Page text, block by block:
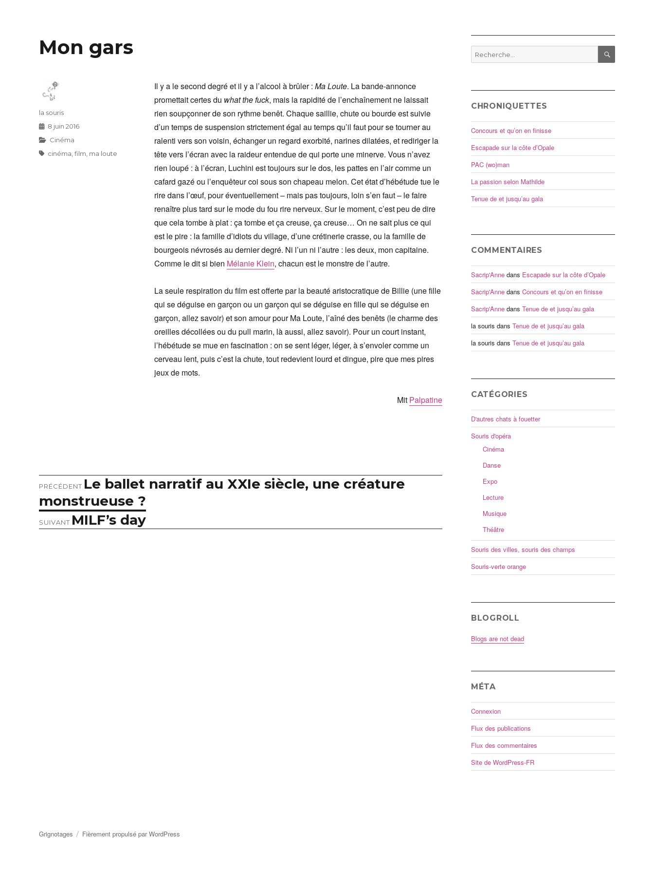
Mon gars
Il y a le second degré et il y a l’alcool à brûler : Ma Loute. La bande-annonce
promettait certes du what the fuck, mais la rapidité de l’enchaînement ne laissait
rien soupçonner de son rythme benêt. Chaque saillie, chute ou bourde est suivie
d’un temps de suspension strictement égal au temps qu’il faut pour se tourner au
ralenti vers son voisin, échanger un regard exorbité, narines dilatées, et rediriger la
tête vers l’écran avec la raideur entendue de qui porte une minerve. Vous n’avez
rien loupé : à l’écran, Luchini est toujours sur le dos, les pattes en l’air comme un
cafard gazé ou l’enquêteur coi sous son chapeau melon. Cet état d’hébétude tue le
rire dans l’œuf, pour éventuellement – mais pas toujours, loin s’en faut – le faire
renaître plus tard sur le mode du fou rire nerveux. Sur le moment, c’est peu de dire
que cela tombe à plat : ça tombe et ça creuse, ça creuse… On ne sait plus ce qui
est le pire : la famille d’idiots du village, d’une crétinerie crasse, ou la famille de
bourgeois névrosés au dernier degré. Ni l’un ni l’autre : les deux, mon capitaine.
Comme le dit si bien Mélanie Klein, chacun est le monstre de l’autre.
La seule respiration du film est offerte par la beauté aristocratique de Billie (une fille
qui se déguise en garçon ou un garçon qui se déguise en fille qui se déguise en
garçon, allez savoir) et son amour pour Ma Loute, l’aîné des benêts (le charme des
oreilles décollées ou du pull marin, là aussi, allez savoir). Pour un court instant,
l’hébétude se mue en fascination : on se sent léger, léger, à s’envoler comme un
cerveau lent, puis c’est la chute, tout redevient lourd et dingue, pire que mes pires
jeux de mots.
Mit Palpatine
Auteur
la souris
Publié
8 juin 2016
Catégories
Cinéma
Étiquettes
cinéma film ma loute
Navigation
de
l’article
PRÉCÉDENT
Article
précédent :
Le ballet narratif au XXIe siècle, une créature
monstrueuse ?
SUIVANT
Article
suivant :
MILF’s day
Recherche
pour
CHRONIQUETTES
Concours et qu’on en finisse
Escapade sur la côte d’Opale
PAC (wo)man
La passion selon Mathilde
Tenue de et jusqu’au gala
COMMENTAIRES
Sacrip'Annedans Escapade sur la côte d’Opale
Sacrip'Annedans Concours et qu’on en finisse
Sacrip'Annedans Tenue de et jusqu’au gala
la souris dans Tenue de et jusqu’au gala
la souris dans Tenue de et jusqu’au gala
CATÉGORIES
D'autres chats à fouetter
Souris d'opéra
Cinéma
Danse
Expo
Lecture
Musique
Théâtre
Souris des villes, souris des champs
Souris-verte orange
BLOGROLL
Blogs are not dead
MÉTA
Connexion
Flux des publications
Flux des commentaires
Site de WordPress-FR
Grignotages Fièrement propulsé par WordPress